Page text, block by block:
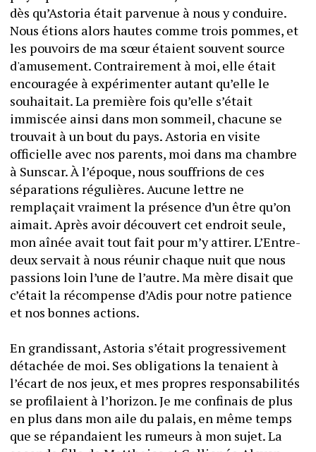
dès qu’Astoria était parvenue à nous y conduire.
Nous étions alors hautes comme trois pommes, et
les pouvoirs de ma sœur étaient souvent source
d'amusement. Contrairement à moi, elle était
encouragée à expérimenter autant qu’elle le
souhaitait. La première fois qu’elle s’était
immiscée ainsi dans mon sommeil, chacune se
trouvait à un bout du pays. Astoria en visite
officielle avec nos parents, moi dans ma chambre
à Sunscar. À l’époque, nous souffrions de ces
séparations régulières. Aucune lettre ne
remplaçait vraiment la présence d’un être qu’on
aimait. Après avoir découvert cet endroit seule,
mon aînée avait tout fait pour m’y attirer. L’Entre-
deux servait à nous réunir chaque nuit que nous
passions loin l’une de l’autre. Ma mère disait que
c’était la récompense d’Adis pour notre patience
En grandissant, Astoria s’était progressivement
détachée de moi. Ses obligations la tenaient à
l’écart de nos jeux, et mes propres responsabilités
se profilaient à l’horizon. Je me confinais de plus
en plus dans mon aile du palais, en même temps
que se répandaient les rumeurs à mon sujet. La